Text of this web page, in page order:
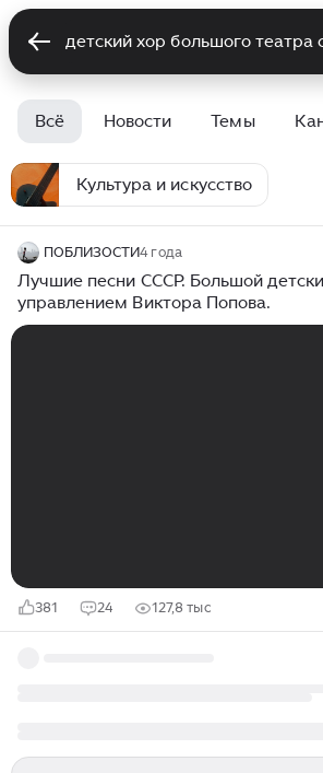
Всё Новости Темы
Культура и искусство
ПОБЛИЗОСТИ4 года
Лучшие песни СССР. Большой
управлением Виктора Попова.
381 24 127,8 тыс